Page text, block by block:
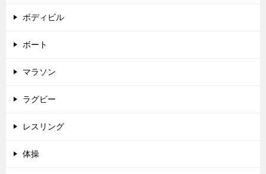
ボディビル
ボート
マラソン
ラグビー
レスリング
体操